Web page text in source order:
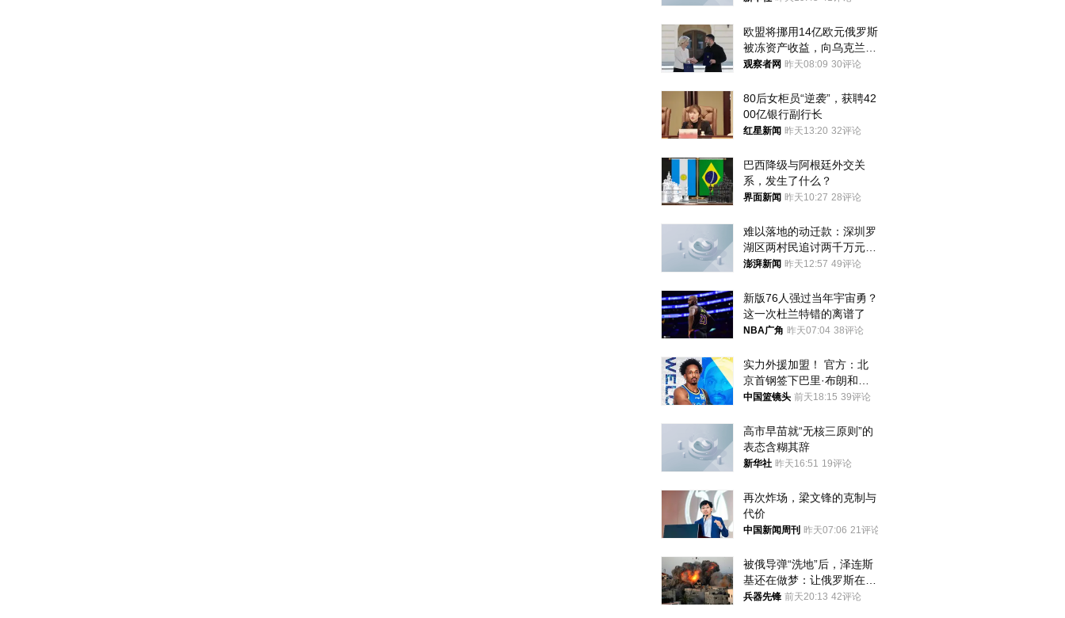
欧盟将挪用14亿欧元俄罗斯
被冻资产收益，向乌克兰提
供援助
观察者网 昨天08:09 30评论
80后女柜员“逆袭”，获聘42
00亿银行副行长
红星新闻 昨天13:20 32评论
巴西降级与阿根廷外交关
系，发生了什么？
界面新闻 昨天10:27 28评论
难以落地的动迁款：深圳罗
湖区两村民追讨两千万元动
迁款八年未果
澎湃新闻 昨天12:57 49评论
新版76人强过当年宇宙勇？
这一次杜兰特错的离谱了
NBA广角 昨天07:04 38评论
实力外援加盟！ 官方：北
京首钢签下巴里·布朗和桑
普森
中国篮镜头 前天18:15 39评论
高市早苗就“无核三原则”的
表态含糊其辞
新华社 昨天16:51 19评论
再次炸场，梁文锋的克制与
代价
中国新闻周刊 昨天07:06 21评论
被俄导弹“洗地”后，泽连斯
基还在做梦：让俄罗斯在冬
季前求和？
兵器先锋 前天20:13 42评论